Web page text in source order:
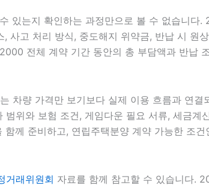
있는지 확인하는 과정만으로 볼 수 없습니
사고 처리 방식, 중도해지 위약금, 반납 시
전체 계약 기간 동안의 총 부담액과 반
차량 가격만 보기보다 실제 이용 흐름과 연
위와 보험 조건, 게임다운 필요 서류, 세금
께 준비하고, 연립주택분양 계약 가능한 조
거래위원회 자료를 함께 참고할 수 있습니다.